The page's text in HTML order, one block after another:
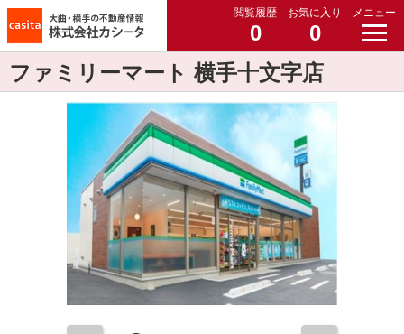
閲覧履歴
0
お気に入り
0
メニュー
ファミリーマート 横手十文字店